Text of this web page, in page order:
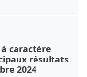
caractère
résultats
2024